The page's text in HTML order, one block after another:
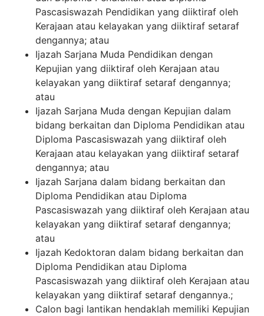
Pascasiswazah Pendidikan yang diiktiraf oleh
Kerajaan atau kelayakan yang diiktiraf setaraf
dengannya; atau
Ijazah Sarjana Muda Pendidikan dengan
Kepujian yang diiktiraf oleh Kerajaan atau
kelayakan yang diiktiraf setaraf dengannya;
atau
Ijazah Sarjana Muda dengan Kepujian dalam
bidang berkaitan dan Diploma Pendidikan atau
Diploma Pascasiswazah yang diiktiraf oleh
Kerajaan atau kelayakan yang diiktiraf setaraf
dengannya; atau
Ijazah Sarjana dalam bidang berkaitan dan
Diploma Pendidikan atau Diploma
Pascasiswazah yang diiktiraf oleh Kerajaan atau
kelayakan yang diiktiraf setaraf dengannya;
atau
Ijazah Kedoktoran dalam bidang berkaitan dan
Diploma Pendidikan atau Diploma
Pascasiswazah yang diiktiraf oleh Kerajaan atau
kelayakan yang diiktiraf setaraf dengannya.;
Calon bagi lantikan hendaklah memiliki Kepujian